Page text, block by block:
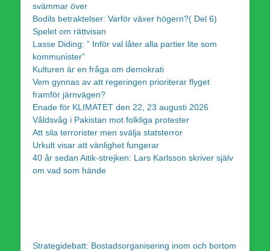
svämmar över
Bodils betraktelser: Varför växer högern?( Del 6)
Spelet om rättvisan
Lasse Diding: ” Inför val låter alla partier lite som
kommunister”
Kulturen är en fråga om demokrati
Vem gynnas av att regeringen prioriterar flyget
framför järnvägen?
Enade för KLIMATET den 22, 23 augusti 2026
Våldsvåg i Pakistan mot folkliga protester
Att sila terrorister men svälja statsterror
Urkult visar att vänlighet fungerar
40 år sedan Aitik-strejken: Lars Karlsson skriver själv
om vad som hände
Strategidebatt: Bostadsorganisering inom och bortom